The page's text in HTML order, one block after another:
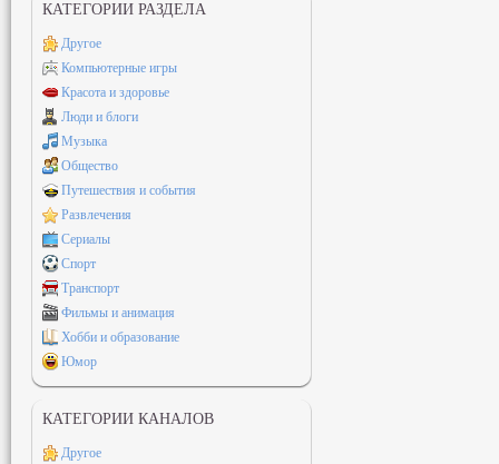
КАТЕГОРИИ РАЗДЕЛА
Другое
Компьютерные игры
Красота и здоровье
Люди и блоги
Музыка
Общество
Путешествия и события
Развлечения
Сериалы
Спорт
Транспорт
Фильмы и анимация
Хобби и образование
Юмор
КАТЕГОРИИ КАНАЛОВ
Другое